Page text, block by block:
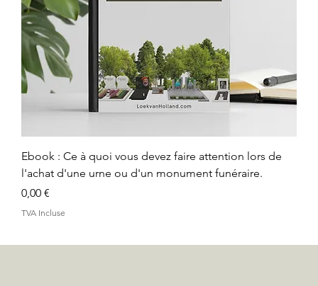
Ebook : Ce à quoi vous devez faire attention lors de
l'achat d'une urne ou d'un monument funéraire.
Prix
0,00 €
TVA Incluse